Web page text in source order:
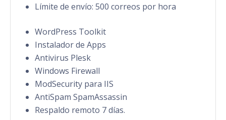
Límite de envío: 500 correos por hora
WordPress Toolkit
Instalador de Apps
Antivirus Plesk
Windows Firewall
ModSecurity para IIS
AntiSpam SpamAssassin
Respaldo remoto 7 días.